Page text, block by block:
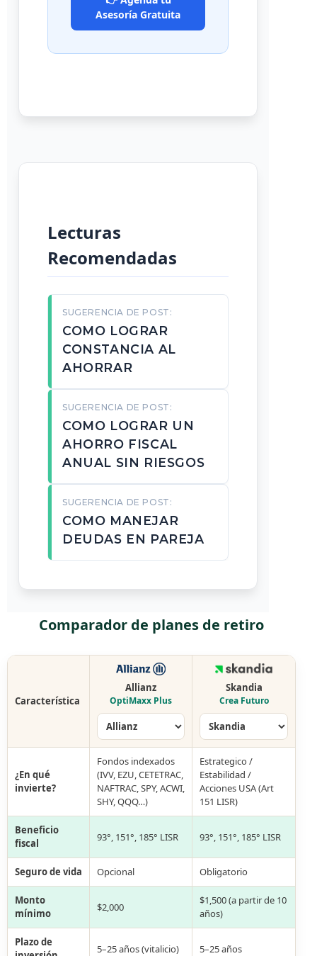
Asesoría Gratuita
Lecturas
Recomendadas
SUGERENCIA DE POST:
COMO LOGRAR
CONSTANCIA AL
AHORRAR
SUGERENCIA DE POST:
COMO LOGRAR UN
AHORRO FISCAL
ANUAL SIN RIESGOS
SUGERENCIA DE POST:
COMO MANEJAR
DEUDAS EN PAREJA
Comparador de planes de retiro
Característica
Allianz
OptiMaxx Plus
Skandia
Crea Futuro
¿En qué
invierte?
Fondos indexados
(IVV, EZU, CETETRAC,
NAFTRAC, SPY, ACWI,
SHY, QQQ…)
Estrategico /
Estabilidad /
Acciones USA (Art
151 LISR)
Beneficio
fiscal
93°, 151°, 185° LISR 93°, 151°, 185° LISR
Seguro de vida Opcional Obligatorio
Monto
mínimo
$2,000
$1,500 (a partir de 10
años)
Plazo de
5–25 años (vitalicio) 5–25 años